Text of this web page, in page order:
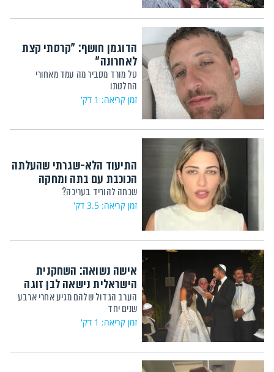
הדוגמן חושף: "קרסתי קצת
לאחרונה"
טל מורד מסביר מה עמד מאחורי
החלטתו
זמן קריאה: 1 דק'
התיעוד הלא-שגרתי שהעלתה
הכוכבת עם בתה ומחקה
שכחה להוריד בעריכה?
זמן קריאה: 3.5 דק'
אישה נשואה: השחקנית
הישראלית נישאה לבן זוגה
הערב הגדול שלהם מגיע אחרי ארבע
שנים יחד
זמן קריאה: 1 דק'